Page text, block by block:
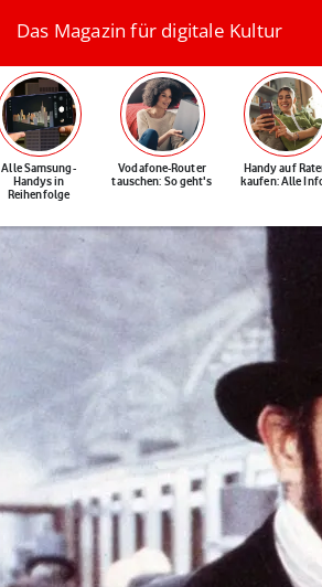
Das Magazin für digitale Kultur
Alle Samsung-
Handys in
Reihenfolge
Vodafone-Router
tauschen: So geht's
Handy auf
kaufen: Alle